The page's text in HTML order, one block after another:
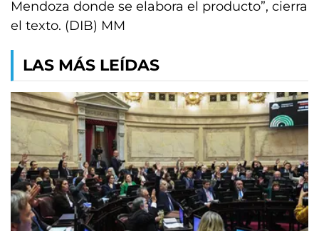
Mendoza donde se elabora el producto”, cierra
el texto. (DIB) MM
LAS MÁS LEÍDAS